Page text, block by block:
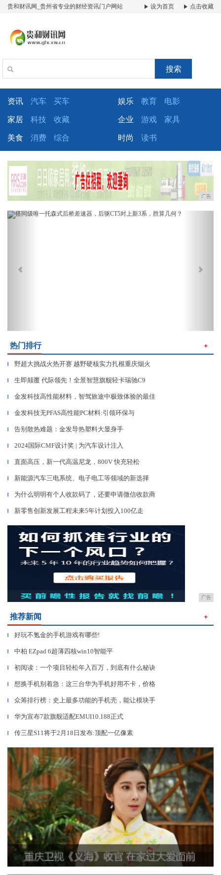
贵和财讯网_贵州省专业的财经资讯门户网站 设为首页 点击收藏
搜索
资讯 汽车 买车 娱乐 教育 电影
家居 科技 收藏 企业 游戏 家具
美食 消费 综合 时尚 读书
广告
Previous
热门排行 ＋
▎ 野超大挑战火热开赛 越野硬核实力扎根重庆烟火
▎ 生即颠覆 代际领先！全景智慧旗舰轻卡瑞驰C9
▎ 金发科技高性能材料，智驾旅途中极致体验的最佳
▎ 金发科技无PFAS高性能PC材料:引领环保与
▎ 告别散热难题：金发导热塑料大显身手
▎ 2024国际CMF设计奖 | 为汽车设计注入
▎ 直面高压，新一代高温尼龙，800V 快充轻松
▎ 新能源汽车三电系统、电子电工等领域的新选择
▎ 为什么明明有个人收款码了，还要申请微信收款商
▎ 新零售创新发展工程未来5年计划投入100亿走
广告
推荐新闻 ＋
▎ 好玩不氪金的手机游戏有哪些!
▎ 中柏 EZpad 6超薄四核win10智能平
▎ 初阅读：一个项目轻松年入百万，到底有什么秘诀
▎ 想换手机别着急：这三台华为手机好用不卡，价格
▎ 众筹排行榜：史上最多功能的手机壳，能让模块手
▎ 华为宣布7款旗舰适配EMUI10.188正式
▎ 传三星S11将于2月18日发布:顶配一亿像素